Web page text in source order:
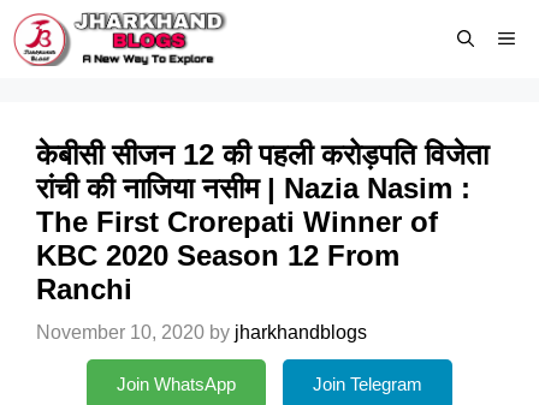
Skip
to
content
केबीसी सीजन 12 की पहली करोड़पति विजेता
रांची की नाजिया नसीम | Nazia Nasim :
The First Crorepati Winner of
KBC 2020 Season 12 From
Ranchi
November 10, 2020 by jharkhandblogs
Join WhatsApp Join Telegram